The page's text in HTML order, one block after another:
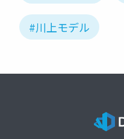
#川上モデル